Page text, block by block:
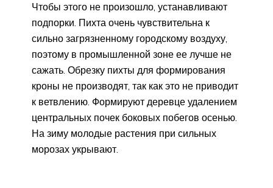
Чтобы этого не произошло, устанавливают
подпорки. Пихта очень чувствительна к
сильно загрязненному городскому воздуху,
поэтому в промышленной зоне ее лучше не
сажать. Обрезку пихты для формирования
кроны не производят, так как это не приводит
к ветвлению. Формируют деревце удалением
центральных почек боковых побегов осенью.
На зиму молодые растения при сильных
морозах укрывают.